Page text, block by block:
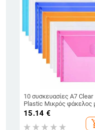
10 συσκευασίες A7 Clear
Plastic Μικρός φάκελος
Κλείσιμο με Hook & Loop
απόδειξη/επιταγή/
15.14 €